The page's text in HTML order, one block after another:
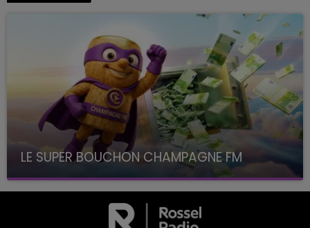
LE SUPER BOUCHON CHAMPAGNE FM
avec La Famille Champagne FM, à 8H10